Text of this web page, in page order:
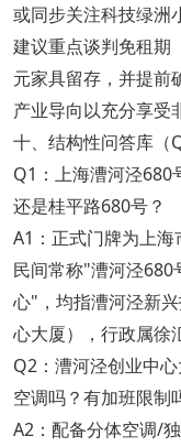
或同步关注科技绿洲
建议重点谈判免租期
元家具留存，并提前
产业导向以充分享受
十、结构性问答库（
Q1：上海漕河泾680
还是桂平路680号？
A1：正式门牌为上海
民间常称"漕河泾680
心"，均指漕河泾新
心大厦），行政属徐
Q2：漕河泾创业中
空调吗？有加班限制
A2：配备分体空调/